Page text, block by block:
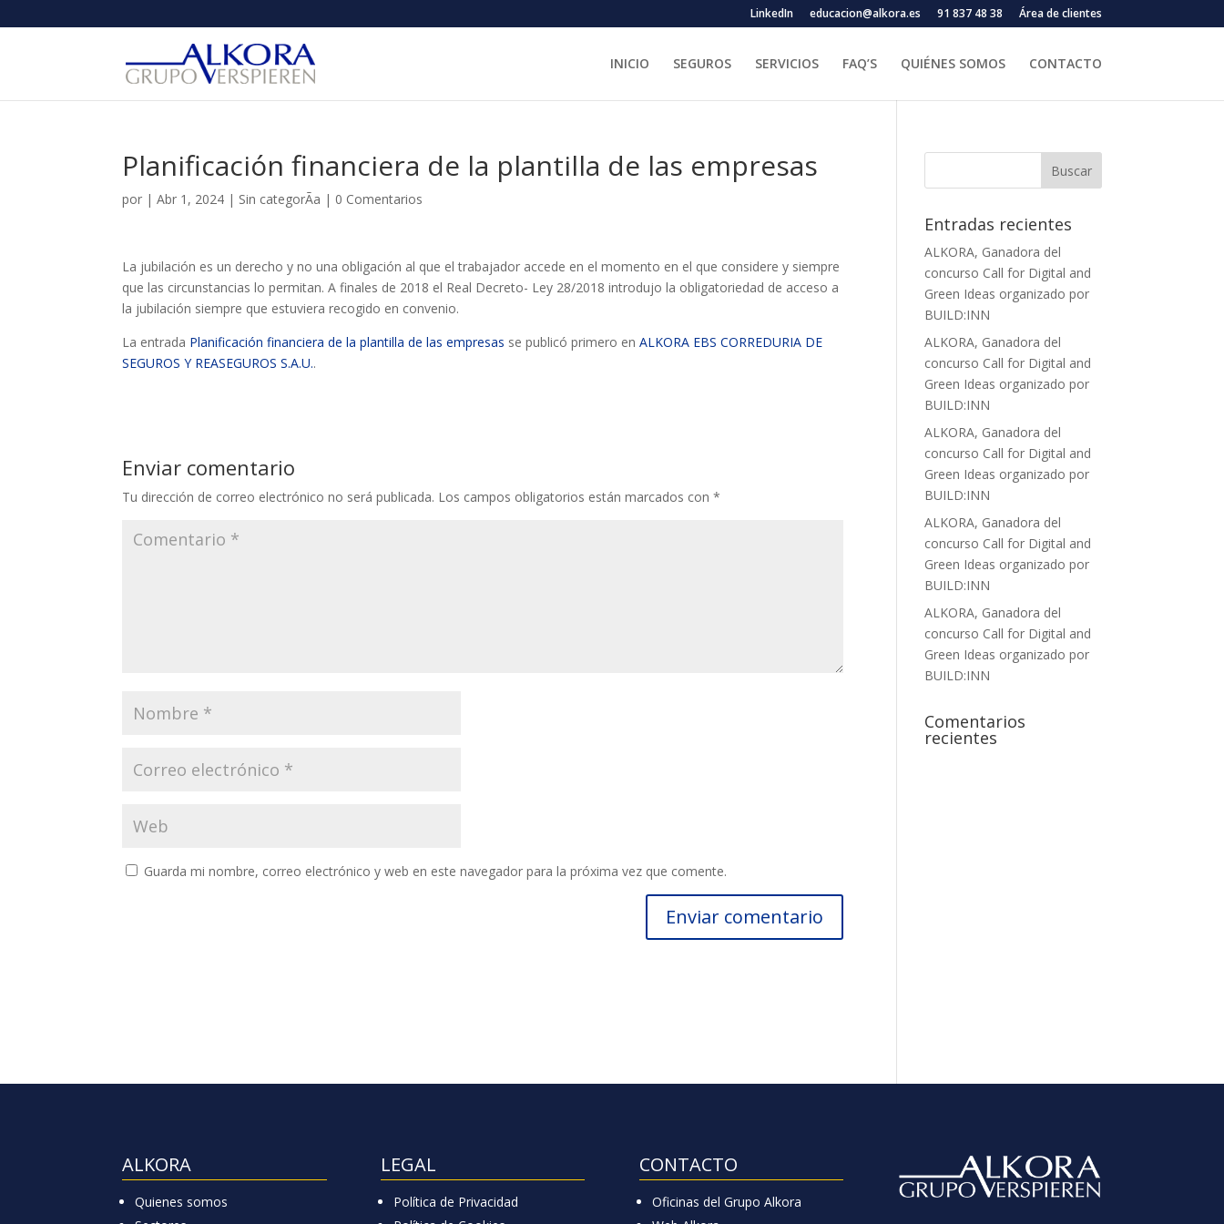
LinkedIn educacion@alkora.es 91 837 48 38 Área de clientes
INICIO SEGUROS SERVICIOS FAQ’S QUIÉNES SOMOS CONTACTO
Planificación financiera de la plantilla de las empresas
por |Abr 1, 2024 | Sin categorÃ­a | 0 Comentarios
La jubilación es un derecho y no una obligación al que el trabajador accede en el momento en el que considere y siempre
que las circunstancias lo permitan. A finales de 2018 el Real Decreto- Ley 28/2018 introdujo la obligatoriedad de acceso a
la jubilación siempre que estuviera recogido en convenio.
La entrada Planificación financiera de la plantilla de las empresas se publicó primero enALKORA EBS CORREDURIA DE
SEGUROS Y REASEGUROS S.A.U..
Enviar comentario
Tu dirección de correo electrónico no será publicada. Los campos obligatorios están marcados con*
Guarda mi nombre, correo electrónico y web en este navegador para la próxima vez que comente.
Entradas recientes
ALKORA, Ganadora del
concurso Call for Digital and
Green Ideas organizado por
BUILD:INN
ALKORA, Ganadora del
concurso Call for Digital and
Green Ideas organizado por
BUILD:INN
ALKORA, Ganadora del
concurso Call for Digital and
Green Ideas organizado por
BUILD:INN
ALKORA, Ganadora del
concurso Call for Digital and
Green Ideas organizado por
BUILD:INN
ALKORA, Ganadora del
concurso Call for Digital and
Green Ideas organizado por
BUILD:INN
Comentarios
recientes
ALKORA
Quienes somos
LEGAL
Política de Privacidad
CONTACTO
Oficinas del Grupo Alkora